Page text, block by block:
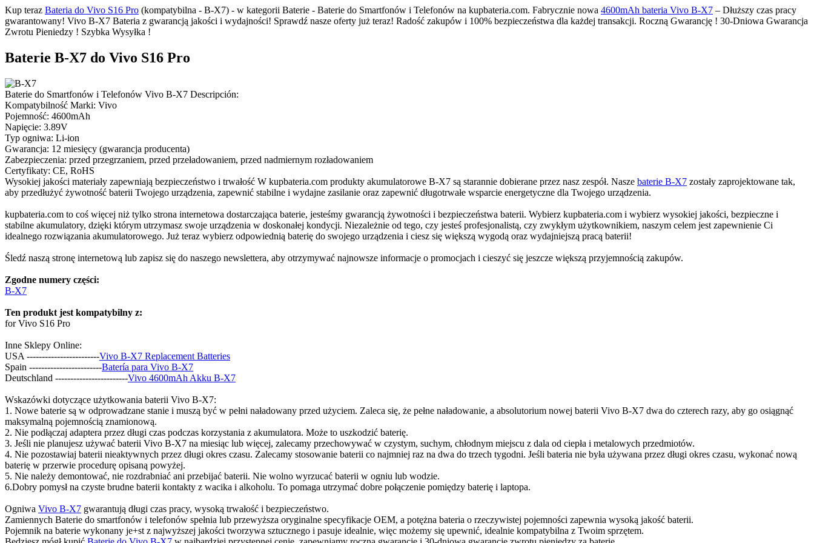
Kup teraz Bateria do Vivo S16 Pro (kompatybilna - B-X7) - w kategorii Baterie - Baterie do Smartfonów i Telefonów na kupbateria.com. Fabrycznie nowa 4600mAh bateria Vivo B-X7 – Dłuższy czas pracy
gwarantowany! Vivo B-X7 Bateria z gwarancją jakości i wydajności! Sprawdź nasze oferty już teraz! Radość zakupów i 100% bezpieczeństwa dla każdej transakcji. Roczną Gwarancję ! 30-Dniowa Gwarancja
Zwrotu Pieniedzy ! Szybka Wysyłka !
Baterie B-X7 do Vivo S16 Pro
Baterie do Smartfonów i Telefonów Vivo B-X7 Descripción:
Kompatybilność Marki: Vivo
Pojemność: 4600mAh
Napięcie: 3.89V
Typ ogniwa: Li-ion
Gwarancja: 12 miesięcy (gwarancja producenta)
Zabezpieczenia: przed przegrzaniem, przed przeładowaniem, przed nadmiernym rozładowaniem
Certyfikaty: CE, RoHS
Wysokiej jakości materiały zapewniają bezpieczeństwo i trwałość W kupbateria.com produkty akumulatorowe B-X7 są starannie dobierane przez nasz zespół. Nasze baterie B-X7 zostały zaprojektowane tak,
aby przedłużyć żywotność baterii Twojego urządzenia, zapewnić stabilne i wydajne zasilanie oraz zapewnić długotrwałe wsparcie energetyczne dla Twojego urządzenia.
kupbateria.com to coś więcej niż tylko strona internetowa dostarczająca baterie, jesteśmy gwarancją żywotności i bezpieczeństwa baterii. Wybierz kupbateria.com i wybierz wysokiej jakości, bezpieczne i
stabilne akumulatory, dzięki którym utrzymasz swoje urządzenia w doskonałej kondycji. Niezależnie od tego, czy jesteś profesjonalistą, czy zwykłym użytkownikiem, naszym celem jest zapewnienie Ci
idealnego rozwiązania akumulatorowego. Już teraz wybierz odpowiednią baterię do swojego urządzenia i ciesz się większą wygodą oraz wydajniejszą pracą baterii!
Śledź naszą stronę internetową lub zapisz się do naszego newslettera, aby otrzymywać najnowsze informacje o promocjach i cieszyć się jeszcze większą przyjemnością zakupów.
Zgodne numery części:
B-X7
Ten produkt jest kompatybilny z:
for Vivo S16 Pro
Inne Sklepy Online:
USA ------------------------Vivo B-X7 Replacement Batteries
Spain ------------------------Batería para Vivo B-X7
Deutschland ------------------------Vivo 4600mAh Akku B-X7
Wskazówki dotyczące użytkowania baterii Vivo B-X7:
1. Nowe baterie są w odprowadzane stanie i muszą być w pełni naładowany przed użyciem. Zaleca się, że pełne naładowanie, a absolutorium nowej baterii Vivo B-X7 dwa do czterech razy, aby go osiągnąć
maksymalną pojemnością znamionową.
2. Nie podłączaj adaptera przez długi czas podczas korzystania z akumulatora. Może to uszkodzić baterię.
3. Jeśli nie planujesz używać baterii Vivo B-X7 na miesiąc lub więcej, zalecamy przechowywać w czystym, suchym, chłodnym miejscu z dala od ciepła i metalowych przedmiotów.
4. Nie pozostawiaj baterii nieaktywnych przez długi okres czasu. Zalecamy stosowanie baterii co najmniej raz na dwa do trzech tygodni. Jeśli bateria nie była używana przez długi okres czasu, wykonać nową
baterię w przerwie procedurę opisaną powyżej.
5. Nie należy demontować, nie rozdrabniać ani przebijać baterii. Nie wolno wyrzucać baterii w ogniu lub wodzie.
6.Dobry pomysł na czyste brudne baterii kontakty z wacika i alkoholu. To pomaga utrzymać dobre połączenie pomiędzy baterię i laptopa.
Ogniwa Vivo B-X7 gwarantują długi czas pracy, wysoką trwałość i bezpieczeństwo.
Zamiennych Baterie do smartfonów i telefonów spełnia lub przewyższa oryginalne specyfikacje OEM, a potężna bateria o rzeczywistej pojemności zapewnia wysoką jakość baterii.
Pojemnik na baterie wykonany je+st z najwyższej jakości tworzywa sztucznego i pasuje idealnie, więc możemy się upewnić, idealnie kompatybilna z Twoim sprzętem.